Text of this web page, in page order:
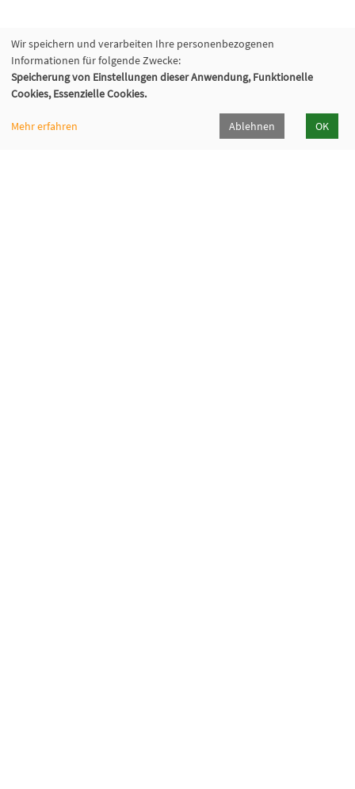
Wir speichern und verarbeiten Ihre personenbezogenen
Informationen für folgende Zwecke:
Speicherung von Einstellungen dieser Anwendung, Funktionelle
Cookies, Essenzielle Cookies.
Mehr erfahren Ablehnen OK